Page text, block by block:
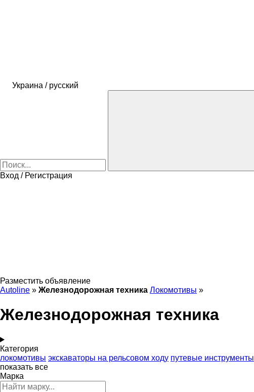
Украина / русский
Вход / Регистрация
Разместить объявление
Autoline » Железнодорожная техника Локомотивы »
Железнодорожная техника
Категория
локомотивы экскаваторы на рельсовом ходу путевые инструменты
показать все
Марка